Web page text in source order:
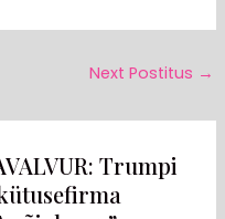
Next Postitus →
Trumpi